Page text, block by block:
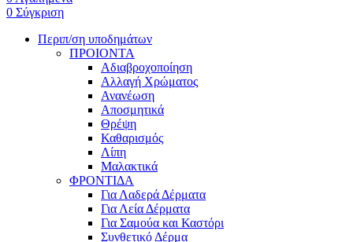
0 Σύγκριση
Περιπ/ση υποδημάτων
ΠΡΟΙΟΝΤΑ
Αδιαβροχοποίηση
Αλλαγή Χρώματος
Ανανέωση
Αποσμητικά
Θρέψη
Καθαρισμός
Λίπη
Μαλακτικά
ΦΡΟΝΤΙΔΑ
Για Λαδερά Δέρματα
Για Λεία Δέρματα
Για Σαμούα και Καστόρι
Συνθετικό Δέρμα